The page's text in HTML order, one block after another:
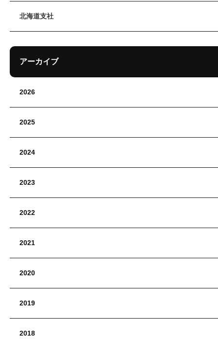
北海道支社
アーカイブ
2026
2025
2024
2023
2022
2021
2020
2019
2018